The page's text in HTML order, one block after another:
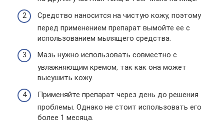
Средство наносится на чистую кожу, поэтому
перед применением препарат вымойте ее с
использованием мылящего средства.
Мазь нужно использовать совместно с
увлажняющим кремом, так как она может
высушить кожу.
Применяйте препарат через день до решения
проблемы. Однако не стоит использовать его
более 1 месяца.